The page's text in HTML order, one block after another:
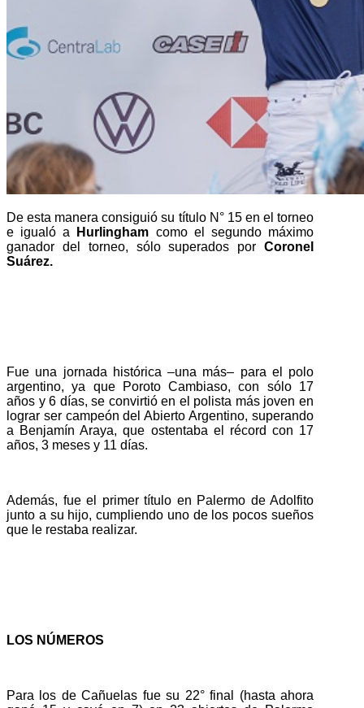
De esta manera consiguió su título N° 15 en el torneo
e igualó a
Hurlingham como el segundo máximo
ganador del torneo, sólo superados por Coronel
Suárez.
Fue una jornada histórica –una más– para el polo
argentino, ya que Poroto Cambiaso, con sólo 17
años y 6 días, se convirtió en el polista más joven en
lograr ser campeón del Abierto Argentino, superando
a Benjamín Araya, que ostentaba el récord con 17
años, 3 meses y 11 días.
Además, fue el primer título en Palermo de Adolfito
junto a su hijo, cumpliendo uno de los pocos sueños
que le restaba realizar.
LOS NÚMEROS
Para los de Cañuelas fuesu 22° final (hasta ahora